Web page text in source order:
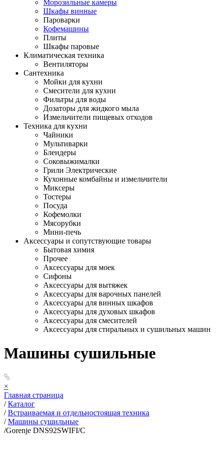
Морозильные камеры
Шкафы винные
Пароварки
Кофемашины
Плиты
Шкафы паровые
Климатическая техника
Вентиляторы
Сантехника
Мойки для кухни
Смесители для кухни
Фильтры для воды
Дозаторы для жидкого мыла
Измельчители пищевых отходов
Техника для кухни
Чайники
Мультиварки
Блендеры
Соковыжималки
Грили Электрические
Кухонные комбайны и измельчители
Миксеры
Тостеры
Посуда
Кофемолки
Мясорубки
Мини-печь
Аксессуары и сопутствующие товары
Бытовая химия
Прочее
Аксессуары для моек
Сифоны
Аксессуары для вытяжек
Аксессуары для варочных панелей
Аксессуары для винных шкафов
Аксессуары для духовых шкафов
Аксессуары для смесителей
Аксессуары для стиральных и сушильных машин
Машины сушильные
×
Главная страница
/ Каталог
/ Встраиваемая и отдельностоящая техника
/ Машины сушильные
/Gorenje DNS92SWIFI/C